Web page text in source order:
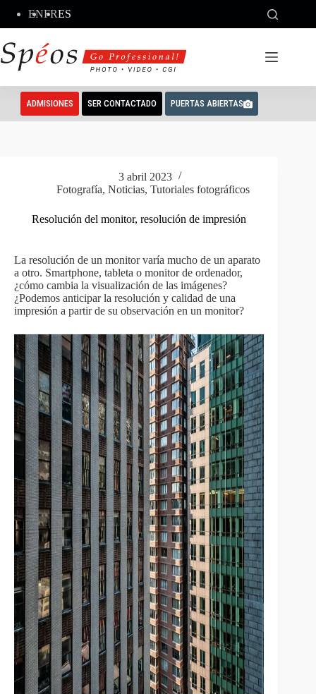
contenido
ENFRES
ADMISIONES SER CONTACTADO PUERTAS ABIERTAS
3 abril 2023
Fotografía,Noticias,Tutoriales fotográficos
Resolución del monitor, resolución de impresión
La resolución de un monitor varía mucho de un aparato
a otro. Smartphone, tableta o monitor de ordenador,
¿cómo cambia la visualización de las imágenes?
¿Podemos anticipar la resolución y calidad de una
impresión a partir de su observación en un monitor?